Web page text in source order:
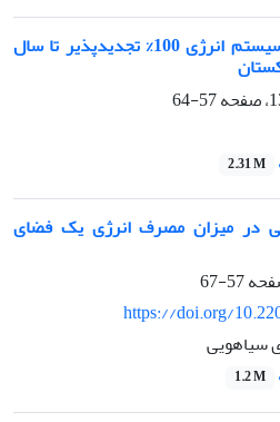
مروری بر مسیر دستیابی به سیستم انرژی 100% تجدیدپذیر تا سال
57-64
2.31 M
در میزان مصرف انرژی یک فضای
57-67
https://doi.org/
سیاهویی
1.2 M